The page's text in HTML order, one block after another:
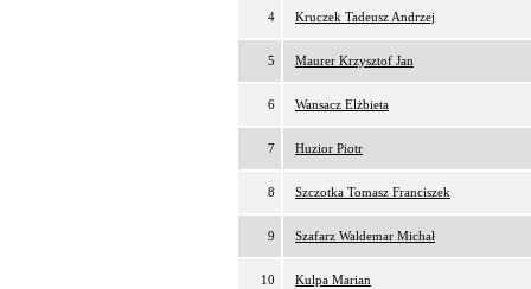
4 Kruczek Tadeusz Andrzej
5 Maurer Krzysztof Jan
6 Wansacz Elżbieta
7 Huzior Piotr
8 Szczotka Tomasz Franciszek
9 Szafarz Waldemar Michał
10 Kulpa Marian